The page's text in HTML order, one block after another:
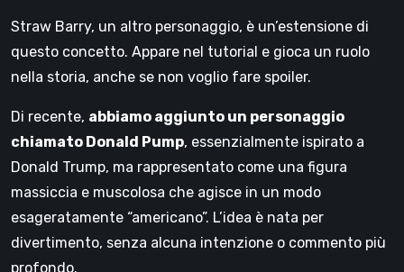
Straw Barry, un altro personaggio, è un’estensione di
questo concetto. Appare nel tutorial e gioca un ruolo
nella storia, anche se non voglio fare spoiler.
Di recente, abbiamo aggiunto un personaggio
chiamato Donald Pump, essenzialmente ispirato a
Donald Trump, ma rappresentato come una figura
massiccia e muscolosa che agisce in un modo
esageratamente “americano”. L’idea è nata per
divertimento, senza alcuna intenzione o commento più
profondo.